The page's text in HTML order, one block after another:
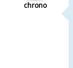
chrono